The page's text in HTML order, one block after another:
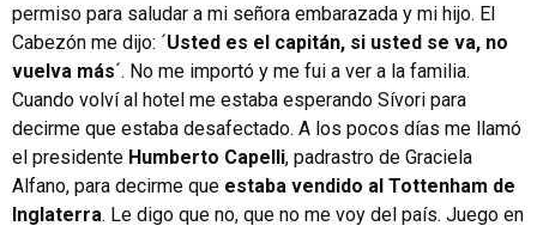
permiso para saludar a mi señora embarazada y mi hijo. El
Cabezón me dijo: ´Usted es el capitán, si usted se va, no
vuelva más´. No me importó y me fui a ver a la familia.
Cuando volví al hotel me estaba esperando Sívori para
decirme que estaba desafectado. A los pocos días me llamó
el presidente Humberto Capelli, padrastro de Graciela
Alfano, para decirme que estaba vendido al Tottenham de
Inglaterra. Le digo que no, que no me voy del país. Juego en